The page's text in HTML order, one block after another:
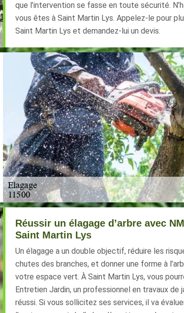
que l’intervention se fasse en toute sécurité.
vous êtes à Saint Martin Lys. Appelez-le pour
Saint Martin Lys et demandez-lui un devis.
Réussir un élagage d’arbre avec
Saint Martin Lys
Un élagage a un double objectif, réduire les
chutes des branches, et donner une forme à
votre espace vert. À Saint Martin Lys, vous
Entretien Jardin, un professionnel en travaux de
réussi. Si vous sollicitez ses services, il va